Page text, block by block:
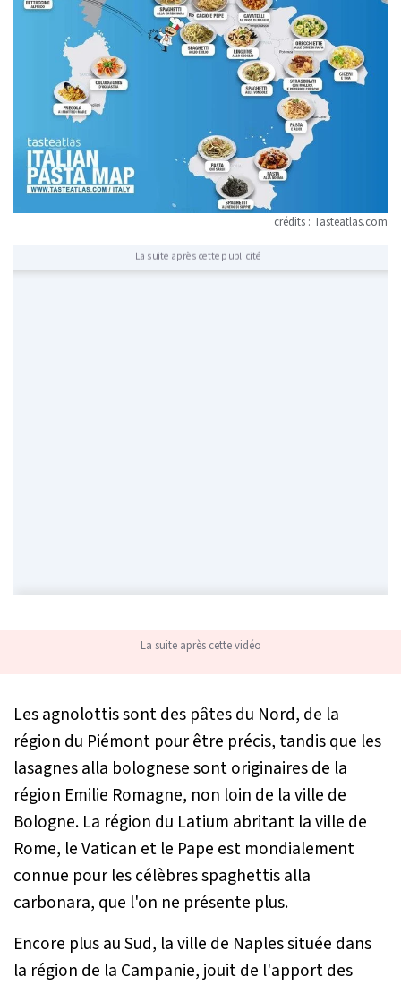
crédits : Tasteatlas.com
La suite après cette publicité
La suite après cette vidéo
Les agnolottis sont des pâtes du Nord, de la
région du Piémont pour être précis, tandis que les
lasagnes alla bolognese sont originaires de la
région Emilie Romagne, non loin de la ville de
Bologne. La région du Latium abritant la ville de
Rome, le Vatican et le Pape est mondialement
connue pour les célèbres spaghettis alla
carbonara, que l'on ne présente plus.
Encore plus au Sud, la ville de Naples située dans
la région de la Campanie, jouit de l'apport des